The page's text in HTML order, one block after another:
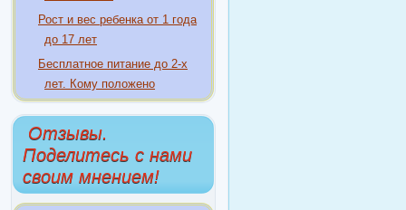
Рост и вес ребенка от 1 года
до 17 лет
Бесплатное питание до 2-х
лет. Кому положено
Отзывы.
Поделитесь с нами
своим мнением!